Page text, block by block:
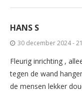
HANS S
30 december 2024 -
Fleurig inrichting ,
tegen de wand
de mensen lekker